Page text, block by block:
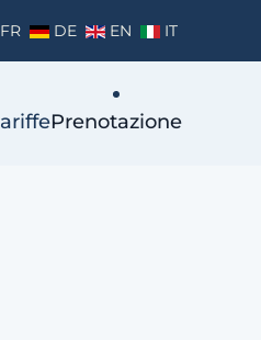
FR DE EN IT
Prenotazione